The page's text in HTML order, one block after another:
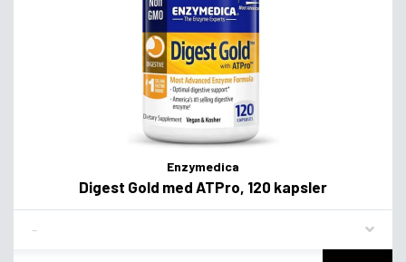
Enzymedica
Digest Gold med ATPro, 120 kapsler